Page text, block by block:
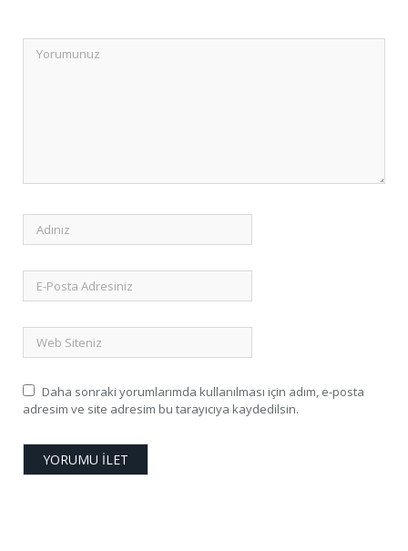
Daha sonraki yorumlarımda kullanılması için adım, e-posta
adresim ve site adresim bu tarayıcıya kaydedilsin.